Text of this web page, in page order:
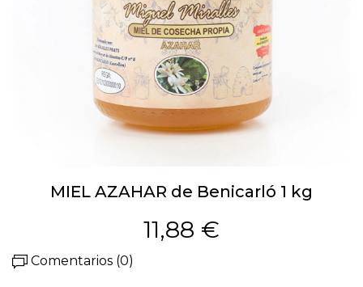
MIEL AZAHAR de Benicarló 1 kg
11,88 €
Comentarios (0)